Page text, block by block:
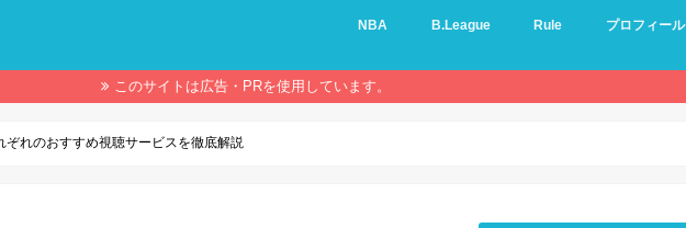
NBA B.League Rule プロフィール
このサイトは広告・PRを使用しています。
れのおすすめ視聴サービスを徹底解説